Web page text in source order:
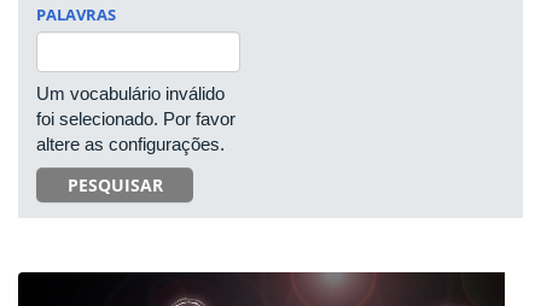
PALAVRAS
Um vocabulário inválido
foi selecionado. Por favor
altere as configurações.
PESQUISAR